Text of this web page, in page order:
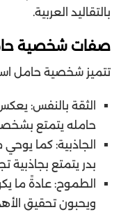
بالتقاليد العربية.
صفات شخصية
تتميز شخصية حامل
الثقة بالنفس:
حامله يتمتع
الجاذبية: كما
بدر يتمتع بجاذبية
الطموح: عادةً ما
ويحبون تحقيق